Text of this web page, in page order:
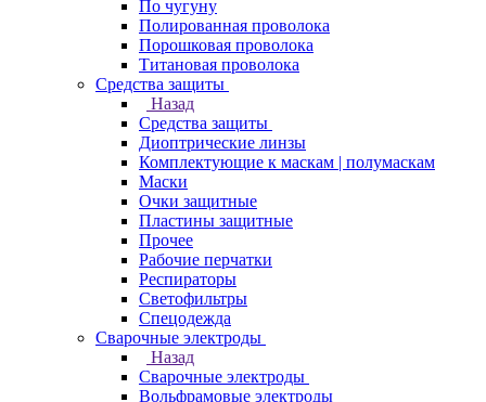
По чугуну
Полированная проволока
Порошковая проволока
Титановая проволока
Средства защиты
Назад
Средства защиты
Диоптрические линзы
Комплектующие к маскам | полумаскам
Маски
Очки защитные
Пластины защитные
Прочее
Рабочие перчатки
Респираторы
Светофильтры
Спецодежда
Сварочные электроды
Назад
Сварочные электроды
Вольфрамовые электроды